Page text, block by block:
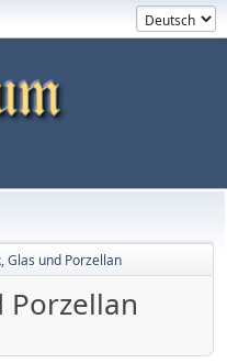
Glas und Porzellan
Porzellan